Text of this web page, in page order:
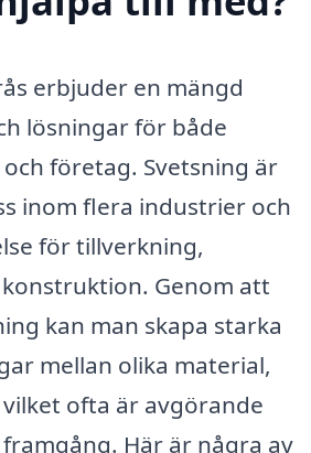
erbjuder en mängd
lösningar för både
företag. Svetsning är
inom flera industrier och
för tillverkning,
Genom att
kan man skapa starka
mellan olika material,
ofta är avgörande
Här är några av